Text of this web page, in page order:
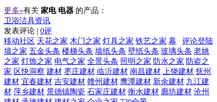
更多»有关 家电 电器 的产品：
卫浴洁具资讯
发表评论 | 0评
评论登陆
移动社区 天花之家 木门之家 灯具之家 铁艺之家 幕
墙之家 五金头条 楼梯头条 墙纸头条 壁纸头条 玻璃头条 老姚
之家 灯饰之家 电气之家 全景头条 照明之家 防水之家 防盗之
家 区快洞察 建材 枣庄建材 临沂建材 南昌建材 上饶建材 抚州
建材 宜春建材 吉安建材 赣州建材 鹰潭建材 新余建材 九江建
材 萍乡建材 景德镇陶瓷 石家庄建材 衡水建材 廊坊建材 沧州